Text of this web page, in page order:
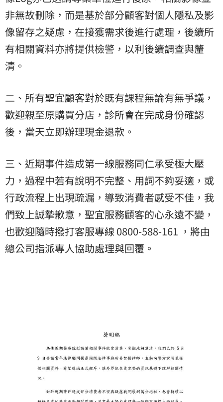
非無故刪除，而是基於部分顧客對個人隱私及影
像留存之疑慮，在接獲需求後進行處理，後續所
有相關資料亦將提供檢警，以利後續調查與釐
清。
二、所有聖宜顧客對於既有課程無論有無爭議，
歡迎親至原購買分店，診所會在完成身份確認
後，當天立即辦理現金退款。
三、近期事件造成第一線服務同仁承受極大壓
力，過程中若有說明不完整、用詞不夠妥適，或
行政流程上出現疏漏，導致消費者感受不佳，我
們致上誠摯歉意，聖宜服務顧客的心永遠不變，
也歡迎隨時撥打客服專線 0800-588-161 ，將由
總公司指派專人協助處理與回覆。